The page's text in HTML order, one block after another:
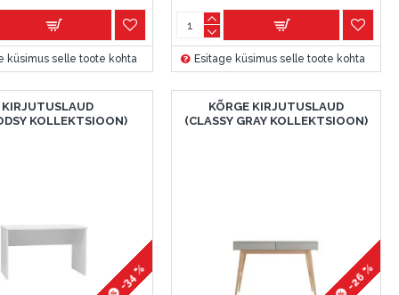
küsimus selle toote kohta Esitage küsimus selle toote kohta
KIRJUTUSLAUD
KOLLEKTSIOON)
-34 %
KÕRGE KIRJUTUSLAUD
(CLASSY GRAY KOLLEKTSIOON)
-26 %